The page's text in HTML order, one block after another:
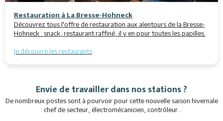
Restauration à La Bresse-Hohneck
Découvrez tous l'offre de restauration aux alentours de la Bresse-
Hohneck : snack, restaurant raffiné, il y en pour toutes les papilles.
Je découvre les restaurants
Envie de travailler dans nos stations ?
De nombreux postes sont à pourvoir pour cette nouvelle saison hivernale
: chef de secteur, électromécanicien, contrôleur...